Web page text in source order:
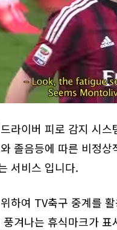
라이버 피로 감지 시
졸음등에 따른 비정
서비스 입니다.
하여 TV축구 중계를
겨나는 휴식마크가